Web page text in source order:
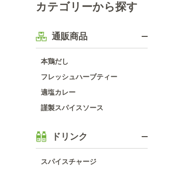
カテゴリーから探す
通販商品
本鶏だし
フレッシュハーブティー
適塩カレー
謹製スパイスソース
ドリンク
スパイスチャージ